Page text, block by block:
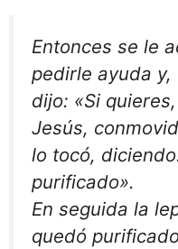
Entonces se le
pedirle ayuda
dijo: «Si
Jesús,
lo tocó,
purificado».
En seguida la
quedó